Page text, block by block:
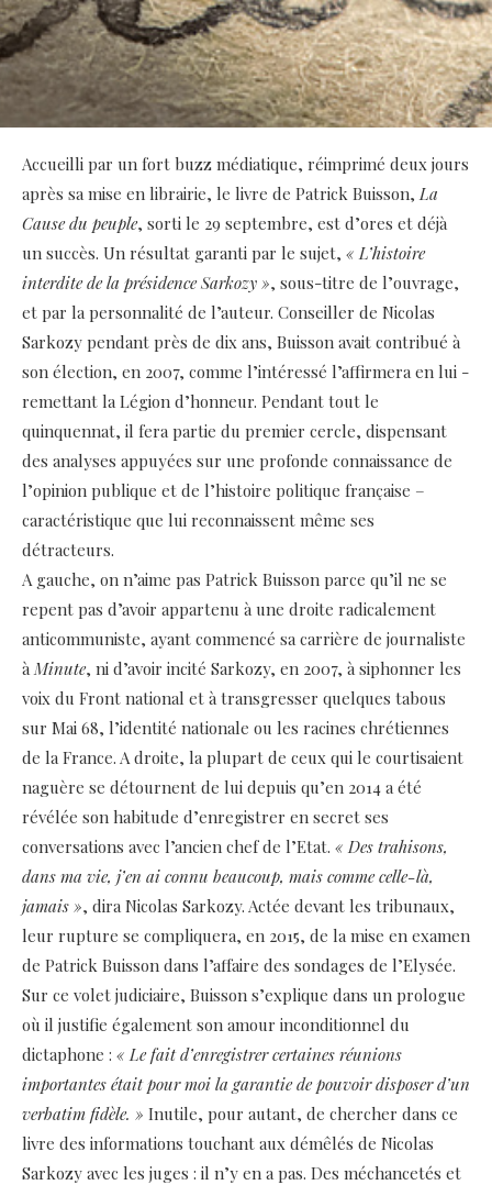
Accueilli par un fort buzz médiatique, réimprimé deux jours
après sa mise en librairie, le livre de Patrick Buisson,La
Cause du peuple, sorti le 29 septembre, est d’ores et déjà
un succès. Un résultat garanti par le sujet, « L’histoire
interdite de la présidence Sarkozy », sous-titre de l’ouvrage,
et par la personnalité de l’auteur. Conseiller de Nicolas
Sarkozy pendant près de dix ans, Buisson avait contribué à
son élection, en 2007, comme l’intéressé l’affirmera en lui ­
remettant la Légion d’honneur. Pendant tout le
quinquennat, il fera partie du premier cercle, dispensant
des analyses ­appuyées sur une profonde connaissance de
l’opinion publique et de l’histoire politique française –
caractéristique que lui ­reconnaissent même ses
détracteurs.
A gauche, on n’aime pas Patrick Buisson parce qu’il ne se
repent pas d’avoir appartenu à une droite radicalement
anticommuniste, ayant commencé sa carrière de journaliste
àMinute, ni d’avoir ­incité Sarkozy, en 2007, à siphonner les
voix du Front national et à transgresser quelques tabous
sur Mai 68, l’identité nationale ou les racines chrétiennes
de la France. A droite, la plupart de ceux qui le courtisaient
naguère se détournent de lui depuis qu’en 2014 a été
révélée son habitude d’enregistrer en secret ses
conversations avec l’ancien chef de l’Etat. « Des trahisons,
dans ma vie, j’en ai connu beaucoup, mais comme celle-là,
jamais », dira Nicolas Sarkozy. Actée devant les tribunaux,
leur rupture se compliquera, en 2015, de la mise en examen
de Patrick Buisson dans l’affaire des sondages de l’Elysée.
Sur ce volet judiciaire, Buisson s’explique dans un prologue
où il justifie également son amour inconditionnel du
dictaphone : « Le fait d’enregistrer certaines réunions
importantes était pour moi la garantie de pouvoir disposer d’un
verbatim fidèle. » Inutile, pour autant, de chercher dans ce
livre des informations touchant aux démêlés de Nicolas
Sarkozy avec les juges : il n’y en a pas. Des méchancetés et